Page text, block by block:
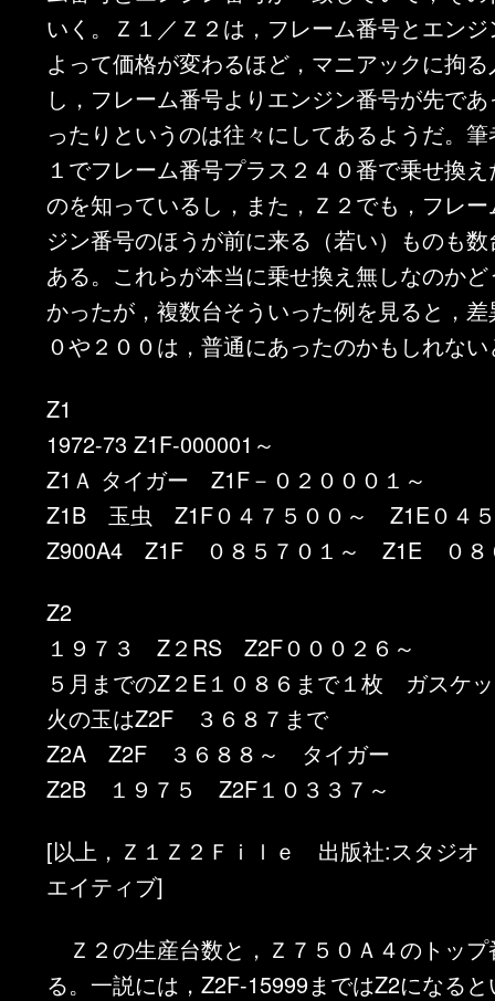
いく。Ｚ１／Ｚ２は，フレーム番号とエン
よって価格が変わるほど，マニアックに拘
し，フレーム番号よりエンジン番号が先で
ったりというのは往々にしてあるようだ。
１でフレーム番号プラス２４０番で乗せ換
のを知っているし，また，Ｚ２でも，フレ
ジン番号のほうが前に来る（若い）ものも
ある。これらが本当に乗せ換え無しなのか
かったが，複数台そういった例を見ると，
０や２００は，普通にあったのかもしれな
Z1
1972-73 Z1F-000001～
Z1Ａ タイガー Z1F－０２０００１～
Z1B 玉虫 Z1F０４７５００～ Z1E０４
Z900A4 Z1F ０８５７０１～ Z1E ０８
Z2
１９７３ Z２RS Z2F０００２６～
５月までのZ２E１０８６まで１枚 ガスケ
火の玉はZ2F ３６８７まで
Z2A Z2F ３６８８～ タイガー
Z2B １９７５ Z2F１０３３７～
[以上，Ｚ１Ｚ２Ｆｉｌｅ 出版社:スタジ
エイティブ]
Ｚ２の生産台数と，Ｚ７５０Ａ４のトッ
る。一説には，Z2F-15999まではZ2になる